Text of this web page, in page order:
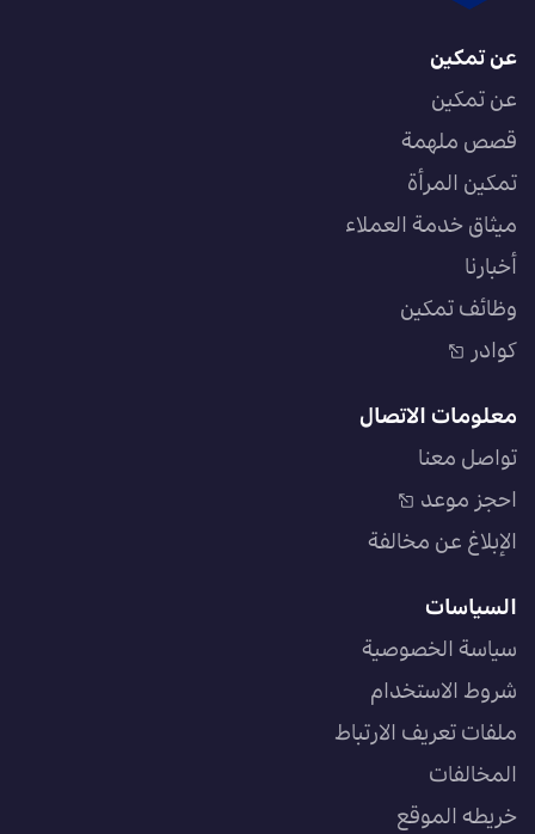
عن تمكين
عن تمكين
قصص ملهمة
تمكين المرأة
ميثاق خدمة العملاء
أخبارنا
وظائف تمكين
كوادر
معلومات الاتصال
تواصل معنا
احجز موعد
الإبلاغ عن مخالفة
السياسات
سياسة الخصوصية
شروط الاستخدام
ملفات تعريف الارتباط
المخالفات
خريطه الموقع